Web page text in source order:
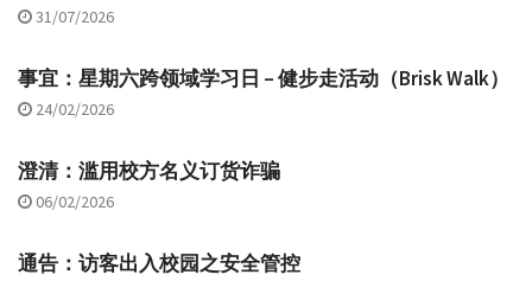
31/07/2026
事宜：星期六跨领域学习日 – 健步走活动（Brisk Walk）
24/02/2026
澄清：滥用校方名义订货诈骗
06/02/2026
通告：访客出入校园之安全管控